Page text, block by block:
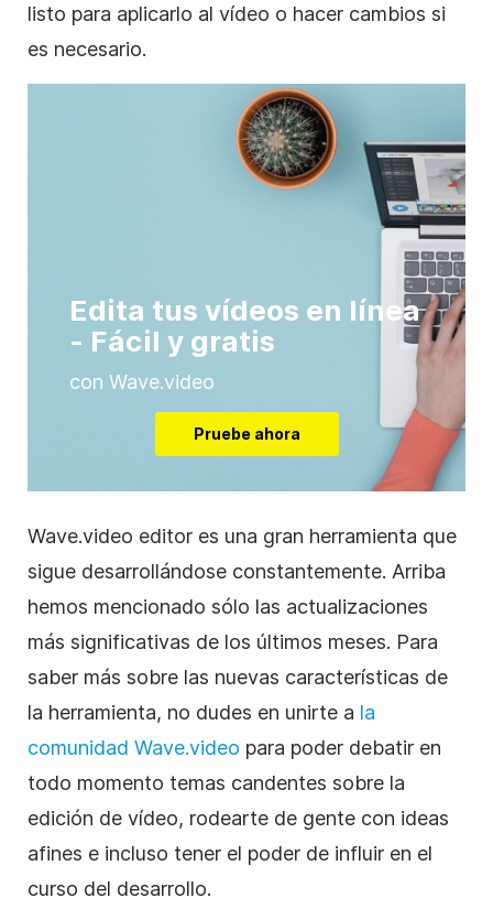
listo para aplicarlo al vídeo o hacer cambios si
es necesario.
Edita tus vídeos en línea
- Fácil y gratis
con Wave.video
Pruebe ahora
Wave.video editor es una gran herramienta que
sigue desarrollándose constantemente. Arriba
hemos mencionado sólo las actualizaciones
más significativas de los últimos meses. Para
saber más sobre las nuevas características de
la herramienta, no dudes en unirte a la
comunidad Wave.video para poder debatir en
todo momento temas candentes sobre la
edición de vídeo, rodearte de gente con ideas
afines e incluso tener el poder de influir en el
curso del desarrollo.